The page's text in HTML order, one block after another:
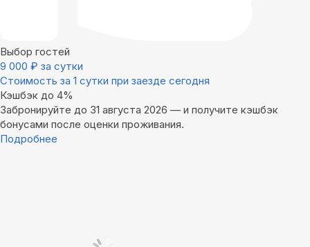
Выбор гостей
9 000 ₽ за сутки
Стоимость за 1 сутки при заезде сегодня
Кэшбэк до 4%
Забронируйте до 31 августа 2026 — и получите кэшбэк
бонусами после оценки проживания.
Подробнее